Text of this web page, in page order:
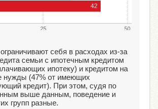
42
25 50
себя в расходах из-за
семьи с ипотечным кредитом
ипотеку) и кредитом на
нужды (47% от имеющих
кредит). При этом, судя по
выше данным, поведение и
групп разные.